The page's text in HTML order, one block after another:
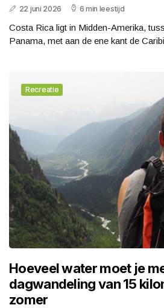
22 juni 2026 6 min leestijd
Costa Rica ligt in Midden-Amerika,
Panama, met aan de ene kant de
Recreatie
Hoeveel water moet je
dagwandeling van 15
zomer